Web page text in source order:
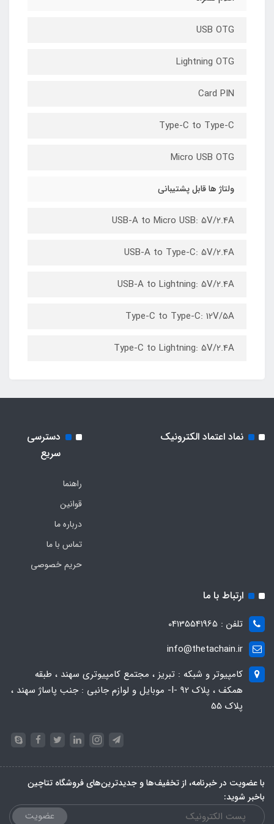
USB OTG
Lightning OTG
Card PIN
Type-C to Type-C
Micro USB OTG
ولتاژ ها قابل پشتیبانی
USB-A to Micro USB: 5V/2.4A
USB-A to Type-C: 5V/2.4A
USB-A to Lightning: 5V/2.4A
Type-C to Type-C: 12V/5A
Type-C to Lightning: 5V/2.4A
نماد اعتماد الکترونیک
دسترسی
سریع
راهنما
قوانین
درباره ما
تماس با ما
حریم خصوصی
ارتباط با ما
تلفن : 04135541965
info@thetachain.ir
کامپیوتر و شبکه : تبریز ، مجتمع کامپیوتری سهند ، طبقه
همکف ، پلاک 92 -I- موبایل و لوازم جانبی : جنب پاساژ سهند ،
پلاک 55
با عضویت در خبرنامه، از تخفیف‌ها و جدیدترین‌های فروشگاه تتاچین
باخبر شوید:
عضویت